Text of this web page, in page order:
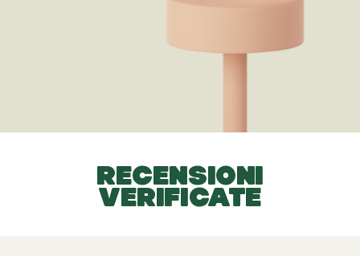
RECENSIONI
VERIFICATE